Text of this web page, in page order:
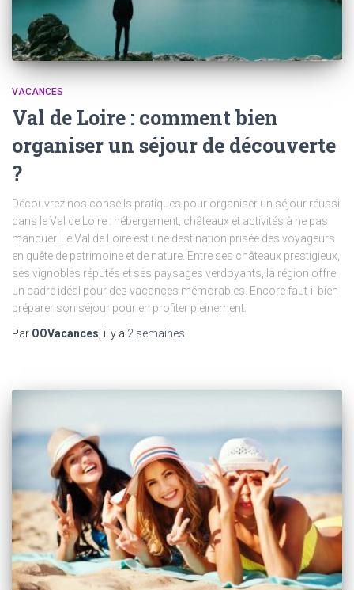
VACANCES
Val de Loire : comment bien
organiser un séjour de découverte
?
Découvrez nos conseils pratiques pour organiser un séjour réussi
dans le Val de Loire : hébergement, châteaux et activités à ne pas
manquer. Le Val de Loire est une destination prisée des voyageurs
en quête de patrimoine et de nature. Entre ses châteaux prestigieux,
ses vignobles réputés et ses paysages verdoyants, la région offre
un cadre idéal pour des vacances mémorables. Encore faut-il bien
préparer son séjour pour en profiter pleinement.
Par OOVacances , il y a 2 semaines